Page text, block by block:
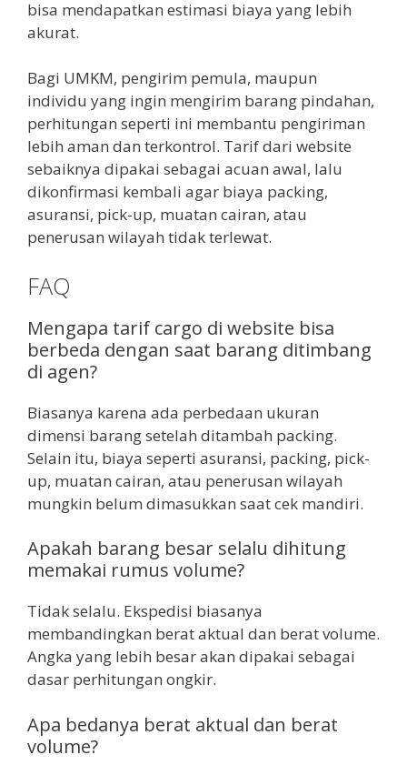
bisa mendapatkan estimasi biaya yang lebih
akurat.
Bagi UMKM, pengirim pemula, maupun
individu yang ingin mengirim barang pindahan,
perhitungan seperti ini membantu pengiriman
lebih aman dan terkontrol. Tarif dari website
sebaiknya dipakai sebagai acuan awal, lalu
dikonfirmasi kembali agar biaya packing,
asuransi, pick-up, muatan cairan, atau
penerusan wilayah tidak terlewat.
FAQ
Mengapa tarif cargo di website bisa
berbeda dengan saat barang ditimbang
di agen?
Biasanya karena ada perbedaan ukuran
dimensi barang setelah ditambah packing.
Selain itu, biaya seperti asuransi, packing, pick-
up, muatan cairan, atau penerusan wilayah
mungkin belum dimasukkan saat cek mandiri.
Apakah barang besar selalu dihitung
memakai rumus volume?
Tidak selalu. Ekspedisi biasanya
membandingkan berat aktual dan berat volume.
Angka yang lebih besar akan dipakai sebagai
dasar perhitungan ongkir.
Apa bedanya berat aktual dan berat
volume?